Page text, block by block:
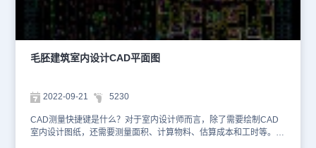
毛胚建筑室内设计CAD平面图
2022-09-21 5230
CAD测量快捷键是什么？对于室内设计师而言，除了需要绘制CAD
室内设计图纸，还需要测量面积、计算物料、估算成本和工时等。打